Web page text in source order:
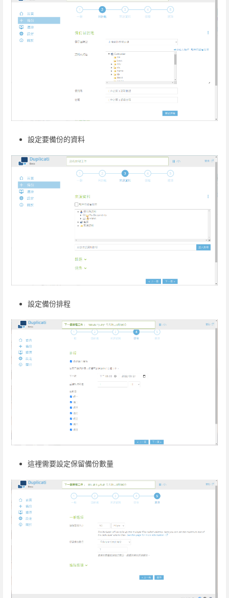
設定要備份的資料
設定備份排程
這裡需要設定保留備份數量